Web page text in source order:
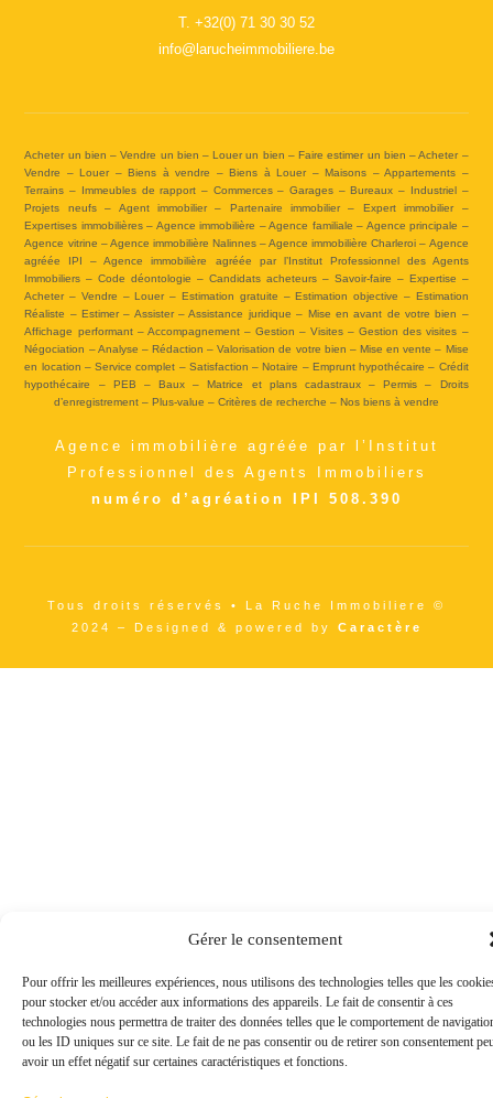
Gérer le consentement
Pour offrir les meilleures expériences, nous utilisons des technologies telles que les
pour stocker et/ou accéder aux informations des appareils. Le fait de consentir à ces
technologies nous permettra de traiter des données telles que le comportement de
ou les ID uniques sur ce site. Le fait de ne pas consentir ou de retirer son consentement
avoir un effet négatif sur certaines caractéristiques et fonctions.
T. +32(0) 71 30 30 52
info@larucheimmobiliere.be
Acheter un bien – Vendre un bien – Louer un bien – Faire estimer un bien – Acheter –
Vendre – Louer – Biens à vendre – Biens à Louer – Maisons – Appartements –
Terrains – Immeubles de rapport – Commerces – Garages – Bureaux – Industriel –
Projets neufs – Agent immobilier – Partenaire immobilier – Expert immobilier –
Expertises immobilières – Agence immobilière – Agence familiale – Agence principale –
Agence vitrine – Agence immobilière Nalinnes – Agence immobilière Charleroi – Agence
agréée IPI – Agence immobilière agréée par l’Institut Professionnel des Agents
Immobiliers – Code déontologie – Candidats acheteurs – Savoir-faire – Expertise –
Acheter – Vendre – Louer – Estimation gratuite – Estimation objective – Estimation
Réaliste – Estimer – Assister – Assistance juridique – Mise en avant de votre bien –
Affichage performant – Accompagnement – Gestion – Visites – Gestion des visites –
Négociation – Analyse – Rédaction – Valorisation de votre bien – Mise en vente – Mise
en location – Service complet – Satisfaction – Notaire – Emprunt hypothécaire – Crédit
hypothécaire – PEB – Baux – Matrice et plans cadastraux – Permis – Droits
d’enregistrement – Plus-value – Critères de recherche – Nos biens à vendre
Agence immobilière agréée par l’Institut
Professionnel des Agents Immobiliers
numéro d’agréation IPI 508.390
Tous droits réservés • La Ruche Immobiliere ©
2024 – Designed & powered by Caractère